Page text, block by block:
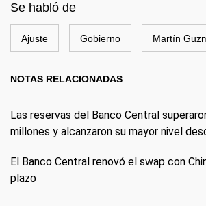
Se habló de
Ajuste Gobierno Martín
NOTAS RELACIONADAS
Las reservas del Banco Central
millones y alcanzaron su mayor nivel
El Banco Central renovó el swap con
plazo